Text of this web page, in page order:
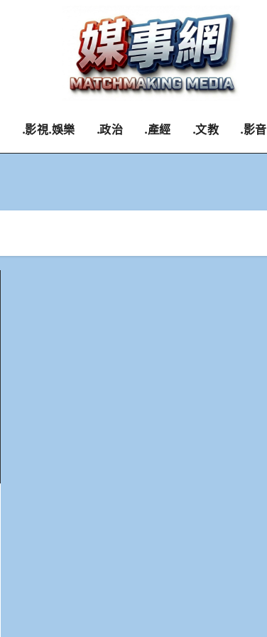
.影視.娛樂 .政治 .產經 .文教 .影音